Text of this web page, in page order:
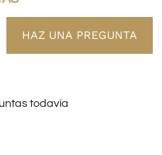
HAZ UNA PREGUNTA
todavía